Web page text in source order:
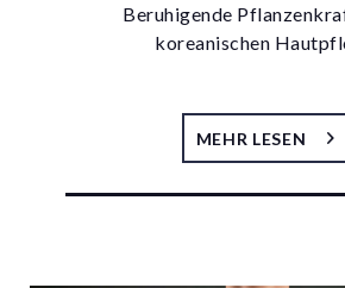
Beruhigende
koreanischen
MEHR LESEN